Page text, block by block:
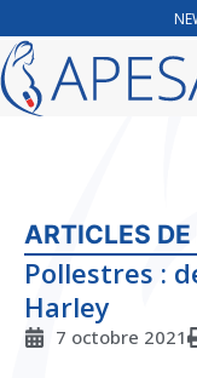
ARTICLES
Pollestres :
Harley
7 octobre 2021